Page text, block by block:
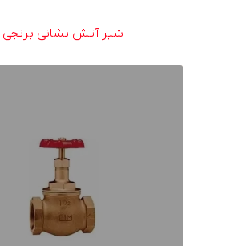
شیر آتش نشانی برنجی